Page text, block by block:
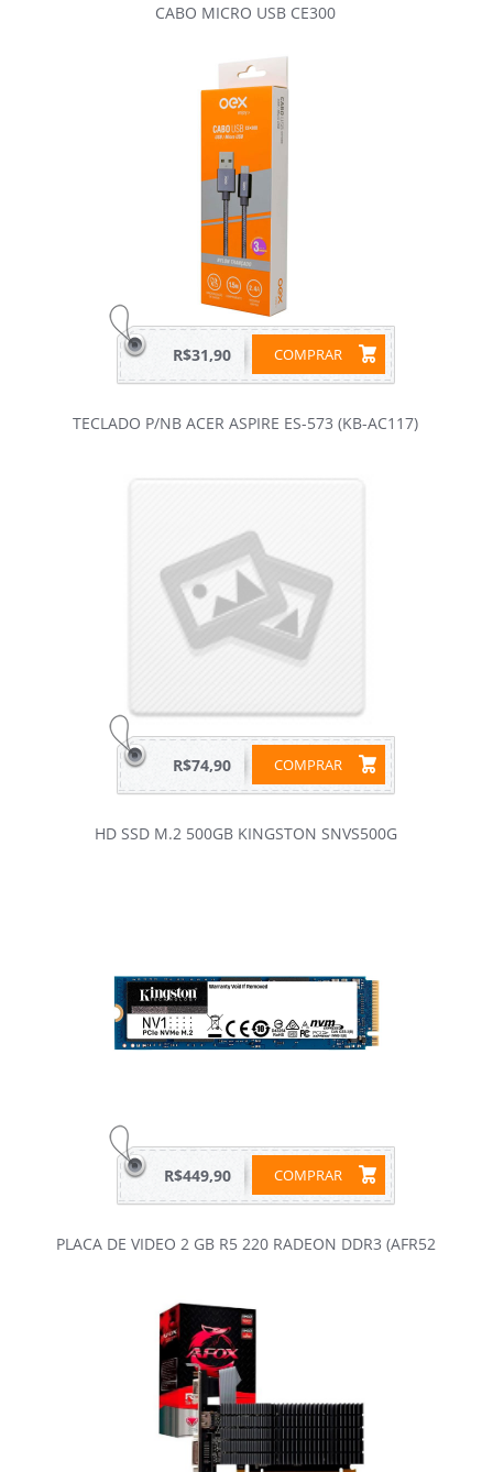
CABO MICRO USB CE300
COMPRAR
R$31,90
TECLADO P/NB ACER ASPIRE ES-573 (KB-AC117)
COMPRAR
R$74,90
HD SSD M.2 500GB KINGSTON SNVS500G
COMPRAR
R$449,90
PLACA DE VIDEO 2 GB R5 220 RADEON DDR3 (AFR52